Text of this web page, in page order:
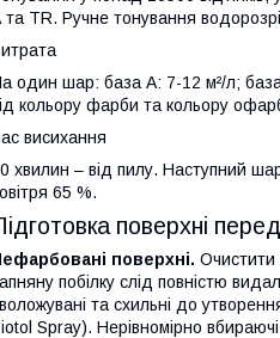
та TR. Ручне тонування
один шар: база А: 7-12 м²/л; база
кольору фарби та кольору
висихання
хвилин – від пилу. Наступний
65 %.
поверхні
поверхні. Очистити
побілку слід повністю
та схильні до
Spray). Нерівномірно